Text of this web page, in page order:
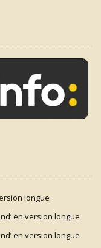
longue
en version longue
en version longue